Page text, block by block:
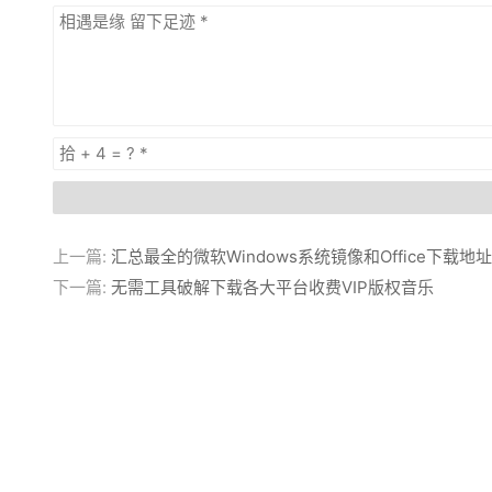
上一篇: 汇总最全的微软Windows系统镜像和Office下载地址
下一篇: 无需工具破解下载各大平台收费VIP版权音乐